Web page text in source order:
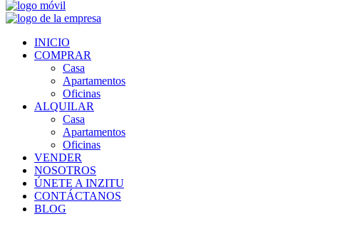
INICIO
COMPRAR
Casa
Apartamentos
Oficinas
ALQUILAR
Casa
Apartamentos
Oficinas
VENDER
NOSOTROS
ÚNETE A INZITU
CONTÁCTANOS
BLOG